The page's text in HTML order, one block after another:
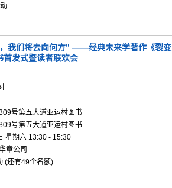
，我们将去向何方” ——经典未来学著作《裂变
首发式暨读者联欢会
号第五大道亚运村图书
号第五大道亚运村图书
星期六 13:30 - 15:30
章公司
(还有49个名额)